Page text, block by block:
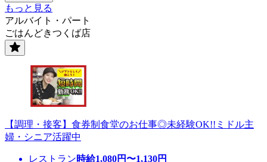
もっと見る
アルバイト・パート
ごはんどきつくば店
【調理・接客】食券制食堂のお仕事◎未経験OK!!ミドル主
婦・シニア活躍中
レストラン時給1,080円〜1,130円